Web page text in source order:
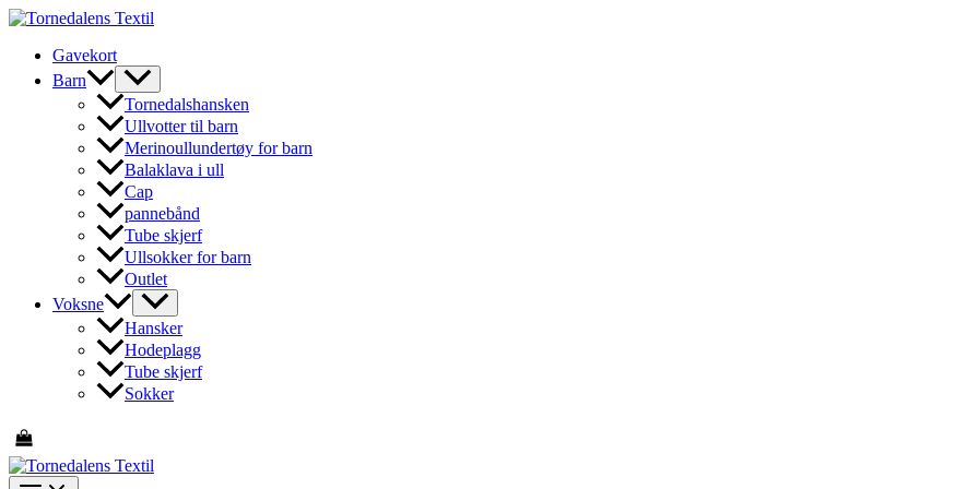
Hopp
innholdet
Gavekort
Barn
Tornedalshansken
Ullvotter til barn
Merinoullundertøy for barn
Balaklava i ull
Cap
pannebånd
Tube skjerf
Ullsokker for barn
Outlet
Voksne
Hansker
Hodeplagg
Tube skjerf
Sokker